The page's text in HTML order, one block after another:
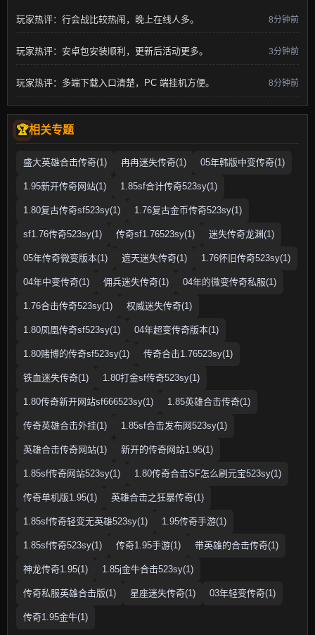
玩家热评：行会战比较热闹，晚上在线人多。 8分钟前
玩家热评：安卓包安装顺利，更新后活动更多。 3分钟前
玩家热评：多端下载入口清楚，PC 端挂机方便。 8分钟前
相关专题
盛大英雄合击传奇(1) 冉冉迷失传奇(1) 05年韩版中变传奇(1)
1.95新开传奇网站(1) 1.85sf合计传奇523sy(1)
1.80复古传奇sf523sy(1) 1.76复古金币传奇523sy(1)
sf1.76传奇523sy(1) 传奇sf1.76523sy(1) 迷失传奇龙渊(1)
05年传奇微变版本(1) 遮天迷失传奇(1) 1.76怀旧传奇523sy(1)
04年中变传奇(1) 佣兵迷失传奇(1) 04年的微变传奇私服(1)
1.76合击传奇523sy(1) 权威迷失传奇(1)
1.80凤凰传奇sf523sy(1) 04年超变传奇版本(1)
1.80赌博的传奇sf523sy(1) 传奇合击1.76523sy(1)
铁血迷失传奇(1) 1.80打金sf传奇523sy(1)
1.80传奇新开网站sf666523sy(1) 1.85英雄合击传奇(1)
传奇英雄合击外挂(1) 1.85sf合击发布网523sy(1)
英雄合击传奇网站(1) 新开的传奇网站1.95(1)
1.85sf传奇网站523sy(1) 1.80传奇合击SF怎么刷元宝523sy(1)
传奇单机版1.95(1) 英雄合击之狂暴传奇(1)
1.85sf传奇轻变无英雄523sy(1) 1.95传奇手游(1)
1.85sf传奇523sy(1) 传奇1.95手游(1) 带英雄的合击传奇(1)
神龙传奇1.95(1) 1.85j金牛合击523sy(1)
传奇私服英雄合击版(1) 星座迷失传奇(1) 03年轻变传奇(1)
传奇1.95金牛(1)